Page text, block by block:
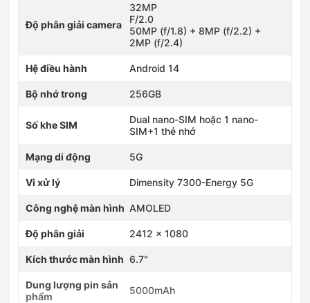
Độ phân giải camera
32MP
F/2.0
50MP (f/1.8) + 8MP (f/2.2) +
2MP (f/2.4)
Hệ điều hành Android 14
Bộ nhớ trong 256GB
Số khe SIM
Dual nano-SIM hoặc 1 nano-
SIM+1 thẻ nhớ
Mạng di động 5G
Vi xử lý Dimensity 7300-Energy 5G
Công nghệ màn hình AMOLED
Độ phân giải 2412 x 1080
Kích thước màn hình 6.7"
Dung lượng pin sản
phẩm
5000mAh